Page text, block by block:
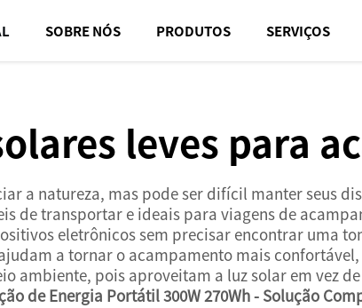
SOBRE NÓS PRODUTOS SERVIÇOS
leves para
a natureza, mas pode ser difícil manter seus
de transportar e ideais para viagens de
eletrônicos sem precisar encontrar uma
a tornar o acampamento mais
ambiente, pois aproveitam a luz solar em vez
de Energia Portátil 300W 270Wh - Solução